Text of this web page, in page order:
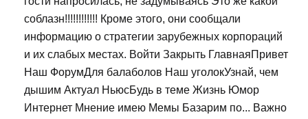
соблазн!!!!!!!!!!!! Кроме этого, они сообщали
информацию о стратегии зарубежных корпораций
и их слабых местах. Войти Закрыть ГлавнаяПривет
Наш ФорумДля балаболов Наш уголокУзнай, чем
дышим Актуал НьюсБудь в теме Жизнь Юмор
Интернет Мнение имею Мемы Базарим по... Важно